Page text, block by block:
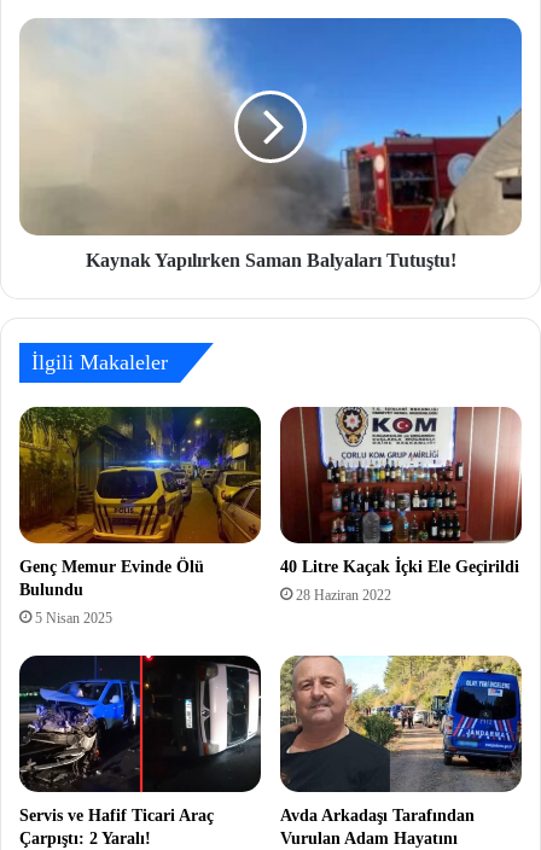
Kaynak Yapılırken Saman Balyaları Tutuştu!
İlgili Makaleler
Genç Memur Evinde Ölü
Bulundu
5 Nisan 2025
40 Litre Kaçak İçki Ele Geçirildi
28 Haziran 2022
Servis ve Hafif Ticari Araç
Çarpıştı: 2 Yaralı!
Avda Arkadaşı Tarafından
Vurulan Adam Hayatını